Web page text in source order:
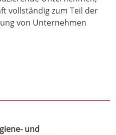
vollständig zum Teil der
von Unternehmen
und